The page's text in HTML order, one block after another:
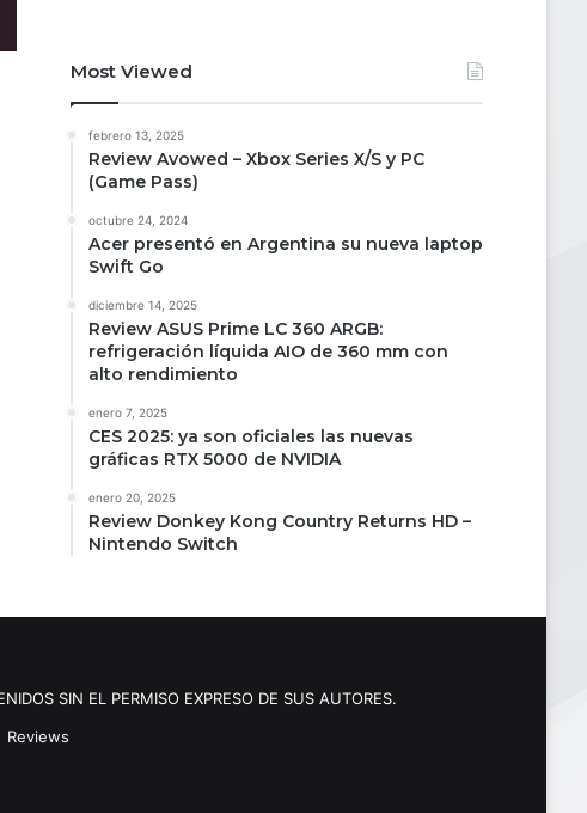
Most Viewed
febrero 13, 2025
Review Avowed – Xbox Series X/S y PC
(Game Pass)
octubre 24, 2024
Acer presentó en Argentina su nueva laptop
Swift Go
diciembre 14, 2025
Review ASUS Prime LC 360 ARGB:
refrigeración líquida AIO de 360 mm con
alto rendimiento
enero 7, 2025
CES 2025: ya son oficiales las nuevas
gráficas RTX 5000 de NVIDIA
enero 20, 2025
Review Donkey Kong Country Returns HD –
Nintendo Switch
SIN EL PERMISO EXPRESO DE SUS AUTORES.
Reviews